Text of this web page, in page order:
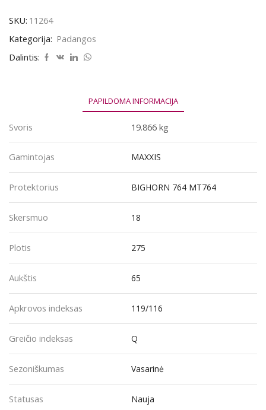
MAXXIS
BIGHORN
764
MT764
SKU: 11264
Kategorija: Padangos
Dalintis:
PAPILDOMA INFORMACIJA
Svoris 19.866 kg
Gamintojas MAXXIS
Protektorius BIGHORN 764 MT764
Skersmuo 18
Plotis 275
Aukštis 65
Apkrovos indeksas 119/116
Greičio indeksas Q
Sezoniškumas Vasarinė
Statusas Nauja